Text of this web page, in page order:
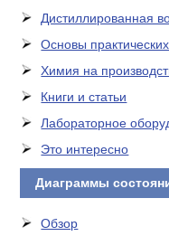
Дистиллированная
Основы
Химия на
Книги и статьи
Лабораторное
Это интересно
Диаграммы
Обзор